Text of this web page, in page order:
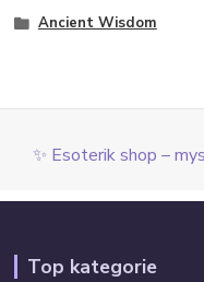
Ancient Wisdom
✨ Esoterik shop –
Top kategorie